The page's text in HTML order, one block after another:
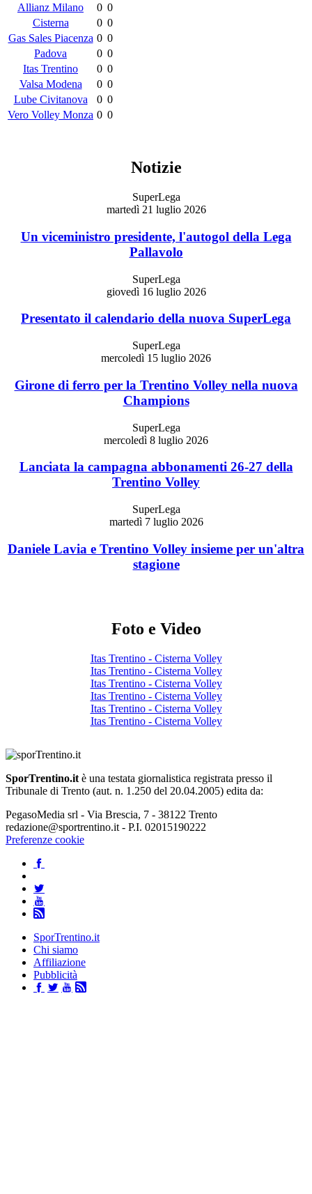
Allianz Milano
0 0
Cisterna
0 0
Gas Sales Piacenza 0 0
Padova
0 0
Itas Trentino
0 0
Valsa Modena
0 0
Lube Civitanova
0 0
Vero Volley Monza 0 0
Notizie
SuperLega
martedì 21 luglio 2026
Un viceministro presidente, l'autogol della Lega
Pallavolo
SuperLega
giovedì 16 luglio 2026
Presentato il calendario della nuova SuperLega
SuperLega
mercoledì 15 luglio 2026
Girone di ferro per la Trentino Volley nella nuova
Champions
SuperLega
mercoledì 8 luglio 2026
Lanciata la campagna abbonamenti 26-27 della
Trentino Volley
SuperLega
martedì 7 luglio 2026
Daniele Lavia e Trentino Volley insieme per un'altra
stagione
Foto e Video
Itas Trentino - Cisterna Volley
Itas Trentino - Cisterna Volley
Itas Trentino - Cisterna Volley
Itas Trentino - Cisterna Volley
Itas Trentino - Cisterna Volley
Itas Trentino - Cisterna Volley
SporTrentino.it è una testata giornalistica registrata presso il
Tribunale di Trento (aut. n. 1.250 del 20.04.2005) edita da:
PegasoMedia srl - Via Brescia, 7 - 38122 Trento
redazione@sportrentino.it - P.I. 02015190222
Preferenze cookie
SporTrentino.it
Chi siamo
Affiliazione
Pubblicità